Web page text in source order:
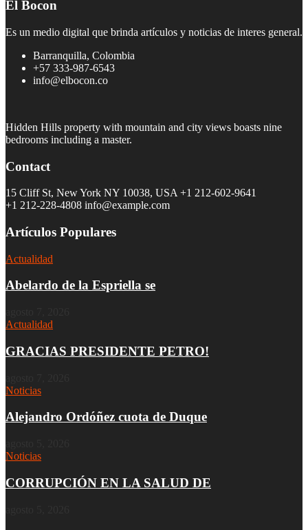
El Bocon
Es un medio digital que brinda artículos y noticias de interes general.
Barranquilla, Colombia
+57 333-987-6543
info@elbocon.co
Hidden Hills property with mountain and city views boasts nine
bedrooms including a master.
Contact
15 Cliff St, New York NY 10038, USA +1 212-602-9641
+1 212-228-4808 info@example.com
Artículos Populares
Actualidad
Abelardo de la Espriella se
Actualidad
GRACIAS PRESIDENTE PETRO!
Noticias
Alejandro Ordóñez cuota de Duque
Noticias
CORRUPCIÓN EN LA SALUD DE